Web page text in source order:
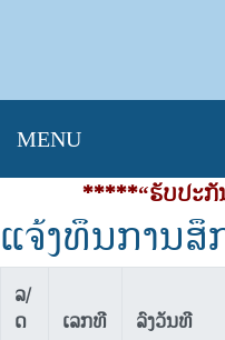
MENU
*****“ຮັບປະກັນຄ
ແຈ້ງທຶນການສຶ
ລ/
ດ
ເລກທີ ລົງວັນທີ